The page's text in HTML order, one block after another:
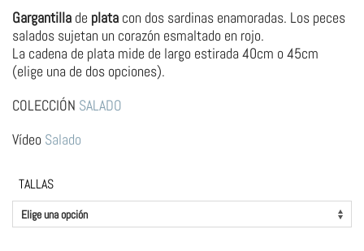
Gargantilla de plata con dos sardinas enamoradas. Los peces
salados sujetan un corazón esmaltado en rojo.
La cadena de plata mide de largo estirada 40cm o 45cm
(elige una de dos opciones).
COLECCIÓN SALADO
Vídeo Salado
TALLAS